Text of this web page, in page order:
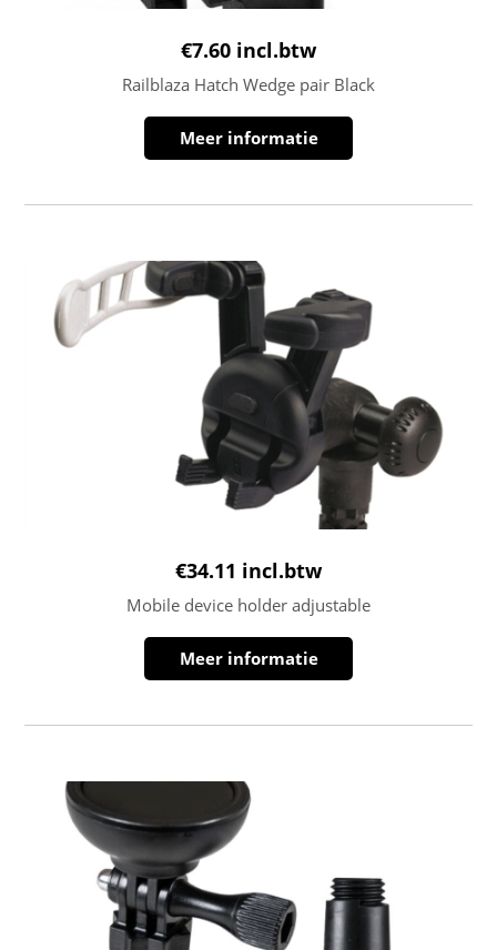
€7.60 incl.btw
Railblaza Hatch Wedge pair Black
Meer informatie
€34.11 incl.btw
Mobile device holder adjustable
Meer informatie